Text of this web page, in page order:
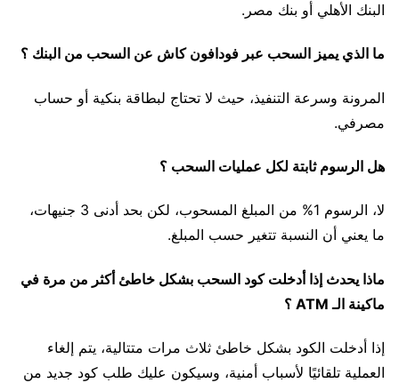
البنك الأهلي أو بنك مصر.
ما الذي يميز السحب عبر فودافون كاش عن السحب من البنك ؟
المرونة وسرعة التنفيذ، حيث لا تحتاج لبطاقة بنكية أو حساب
مصرفي.
هل الرسوم ثابتة لكل عمليات السحب ؟
لا، الرسوم 1% من المبلغ المسحوب، لكن بحد أدنى 3 جنيهات،
ما يعني أن النسبة تتغير حسب المبلغ.
ماذا يحدث إذا أدخلت كود السحب بشكل خاطئ أكثر من مرة في
ماكينة الـ ATM ؟
إذا أدخلت الكود بشكل خاطئ ثلاث مرات متتالية، يتم إلغاء
العملية تلقائيًا لأسباب أمنية، وسيكون عليك طلب كود جديد من